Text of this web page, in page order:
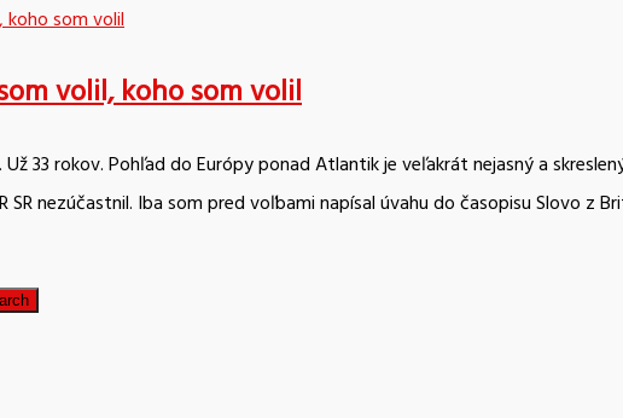
volil, koho som volil
33 rokov. Pohľad do Európy ponad Atlantik je veľakrát nejasný a
SR nezúčastnil. Iba som pred voľbami napísal úvahu do časopisu Slovo z